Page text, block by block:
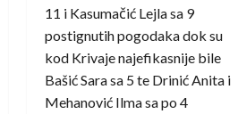
11 i Kasumačić Lejla sa 9
postignutih pogodaka dok su
kod Krivaje najefikasnije bile
Bašić Sara sa 5 te Drinić Anita i
Mehanović Ilma sa po 4